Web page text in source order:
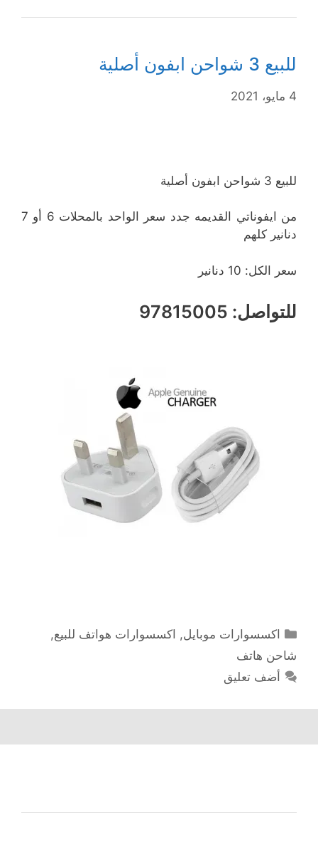
للبيع 3 شواحن ابفون أصلية
4 مايو، 2021
للبيع 3 شواحن ابفون أصلية
من ايفوناتي القديمه جدد سعر الواحد بالمحلات 6 أو 7
دنانير كلهم
سعر الكل: 10 دنانير
للتواصل: 97815005
التصنيفات
اكسسوارات موبايل, اكسسوارات هواتف للبيع,
شاحن هاتف
أضف تعليق